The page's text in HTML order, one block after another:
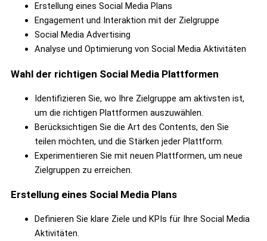
Erstellung eines Social Media Plans
Engagement und Interaktion mit der Zielgruppe
Social Media Advertising
Analyse und Optimierung von Social Media Aktivitäten
Wahl der richtigen Social Media Plattformen
Identifizieren Sie, wo Ihre Zielgruppe am aktivsten ist,
um die richtigen Plattformen auszuwählen.
Berücksichtigen Sie die Art des Contents, den Sie
teilen möchten, und die Stärken jeder Plattform.
Experimentieren Sie mit neuen Plattformen, um neue
Zielgruppen zu erreichen.
Erstellung eines Social Media Plans
Definieren Sie klare Ziele und KPIs für Ihre Social Media
Aktivitäten.